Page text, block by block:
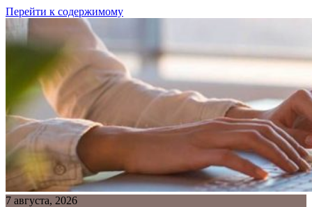
Перейти к содержимому
7 августа, 2026